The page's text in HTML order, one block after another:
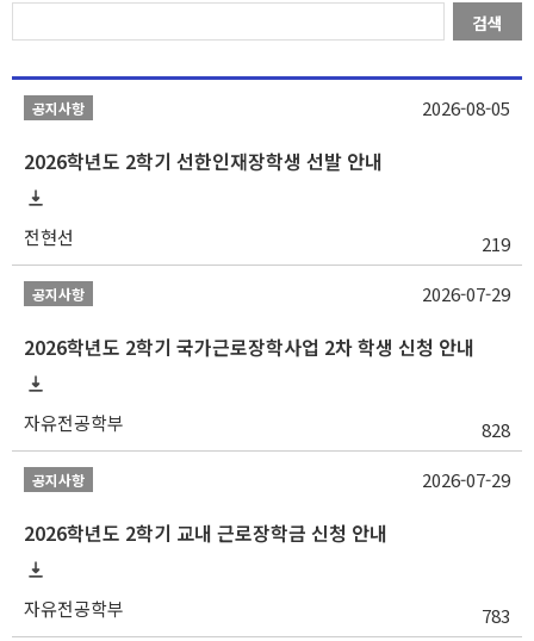
검색
공지사항
2026학년도 2학기 선한인재장학생 선발 안내
전현선 219
2026-08-05
공지사항
2026학년도 2학기 국가근로장학사업 2차 학생 신청 안내
자유전공학부 828
2026-07-29
공지사항
2026학년도 2학기 교내 근로장학금 신청 안내
자유전공학부 783
2026-07-29